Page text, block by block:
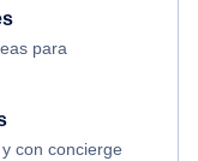
para
con concierge